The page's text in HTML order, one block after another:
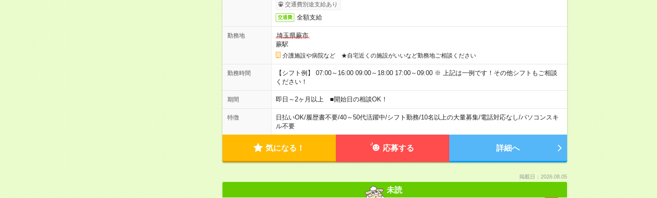
交通費別途支給あり
交通費 全額支給
勤務地
埼玉県蕨市
蕨駅
介護施設や病院など ★自宅近くの施設がいいなど勤務地ご相談ください
勤務時間
【シフト例】 07:00～16:00 09:00～18:00 17:00～09:00 ※ 上記は一例です！その他シフトもご相談
ください！
期間 即日～2ヶ月以上 ■開始日の相談OK！
特徴 日払いOK/履歴書不要/40～50代活躍中/シフト勤務/10名以上の大量募集/電話対応なし/パソコンスキ
ル不要
気になる！ 応募する 詳細へ
掲載日：2026.08.05
未読